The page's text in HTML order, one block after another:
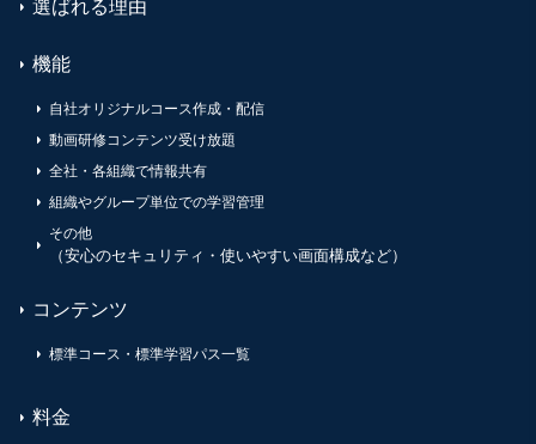
選ばれる理由
機能
自社オリジナルコース作成・配信
動画研修コンテンツ受け放題
全社・各組織で情報共有
組織やグループ単位での学習管理
その他
（安心のセキュリティ・使いやすい画面構成など）
コンテンツ
標準コース・標準学習パス一覧
料金